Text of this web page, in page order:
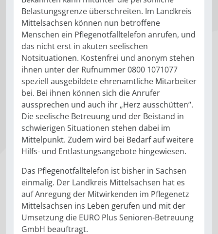
Belastungsgrenze überschreiten. Im Landkreis
Mittelsachsen können nun betroffene
Menschen ein Pflegenotfalltelefon anrufen, und
das nicht erst in akuten seelischen
Notsituationen. Kostenfrei und anonym stehen
ihnen unter der Rufnummer 0800 1071077
speziell ausgebildete ehrenamtliche Mitarbeiter
bei. Bei ihnen können sich die Anrufer
aussprechen und auch ihr „Herz ausschütten“.
Die seelische Betreuung und der Beistand in
schwierigen Situationen stehen dabei im
Mittelpunkt. Zudem wird bei Bedarf auf weitere
Hilfs- und Entlastungsangebote hingewiesen.
Das Pflegenotfalltelefon ist bisher in Sachsen
einmalig. Der Landkreis Mittelsachsen hat es
auf Anregung der Mitwirkenden im Pflegenetz
Mittelsachsen ins Leben gerufen und mit der
Umsetzung die EURO Plus Senioren-Betreuung
GmbH beauftragt.